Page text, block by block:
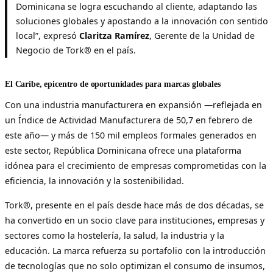
Dominicana se logra escuchando al cliente, adaptando las
soluciones globales y apostando a la innovación con sentido
local”, expresó Claritza Ramírez, Gerente de la Unidad de
Negocio de Tork® en el país.
El Caribe, epicentro de oportunidades para marcas globales
Con una industria manufacturera en expansión —reflejada en
un Índice de Actividad Manufacturera de 50,7 en febrero de
este año— y más de 150 mil empleos formales generados en
este sector, República Dominicana ofrece una plataforma
idónea para el crecimiento de empresas comprometidas con la
eficiencia, la innovación y la sostenibilidad.
Tork®, presente en el país desde hace más de dos décadas, se
ha convertido en un socio clave para instituciones, empresas y
sectores como la hostelería, la salud, la industria y la
educación. La marca refuerza su portafolio con la introducción
de tecnologías que no solo optimizan el consumo de insumos,